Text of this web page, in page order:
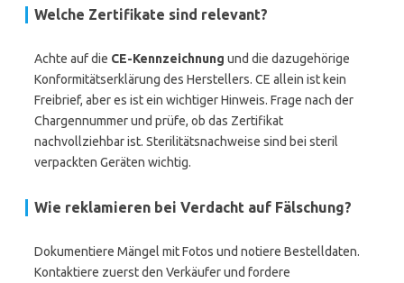
Welche Zertifikate sind relevant?
Achte auf die CE-Kennzeichnung und die dazugehörige
Konformitätserklärung des Herstellers. CE allein ist kein
Freibrief, aber es ist ein wichtiger Hinweis. Frage nach der
Chargennummer und prüfe, ob das Zertifikat
nachvollziehbar ist. Sterilitätsnachweise sind bei steril
verpackten Geräten wichtig.
Wie reklamieren bei Verdacht auf Fälschung?
Dokumentiere Mängel mit Fotos und notiere Bestelldaten.
Kontaktiere zuerst den Verkäufer und fordere